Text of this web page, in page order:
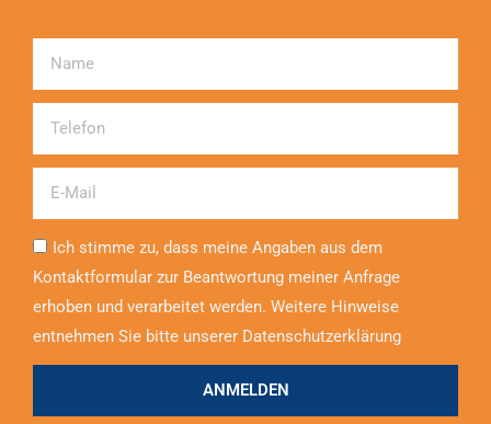
Telefon
Ich stimme zu, dass meine Angaben aus dem
Kontaktformular zur Beantwortung meiner Anfrage
erhoben und verarbeitet werden. Weitere Hinweise
entnehmen Sie bitte unserer Datenschutzerklärung
ANMELDEN